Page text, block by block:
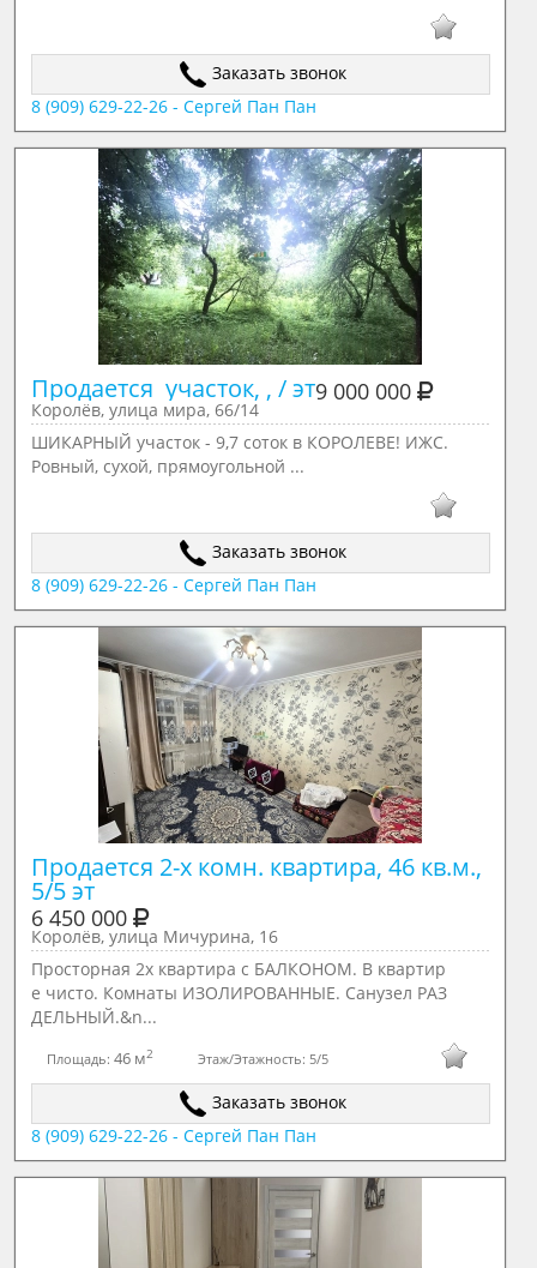
Заказать звонок
8 (909) 629-22-26 - Сергей Пан Пан
Продается  участок, , / эт9 000 000
Королёв, улица мира, 66/14
ШИКАРНЫЙ участок - 9,7 соток в КОРОЛЕВЕ! ИЖС.
Ровный, сухой, прямоугольной ...
Заказать звонок
8 (909) 629-22-26 - Сергей Пан Пан
Продается 2-х комн. квартира, 46 кв.м.,
5/5 эт
6 450 000
Королёв, улица Мичурина, 16
Просторная 2х квартира с БАЛКОНОМ. В квартир
е чисто. Комнаты ИЗОЛИРОВАННЫЕ. Санузел РАЗ
ДЕЛЬНЫЙ.&n...
Площадь:46 м2 Этаж/Этажность:5/5
Заказать звонок
8 (909) 629-22-26 - Сергей Пан Пан